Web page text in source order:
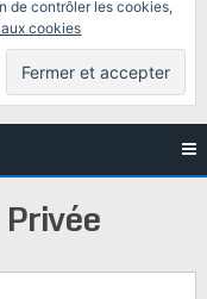
de contrôler les cookies,
cookies